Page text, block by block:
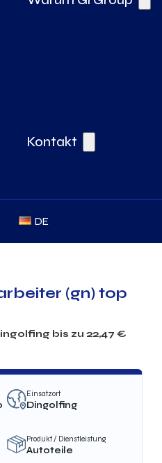
Kontakt
DE
(gn) top
bis zu 22,47 €
Einsatzort
Dingolfing
Produkt / Dienstleistung
Autoteile